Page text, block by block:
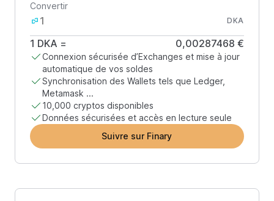
Convertir
DKA
1 DKA = 0,00287468 €
Connexion sécurisée d’Exchanges et mise à jour
automatique de vos soldes
Synchronisation des Wallets tels que Ledger,
Metamask ...
10,000 cryptos disponibles
Données sécurisées et accès en lecture seule
Suivre sur Finary